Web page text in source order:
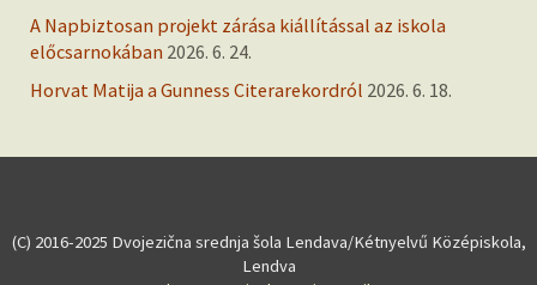
A Napbiztosan projekt zárása kiállítással az iskola
előcsarnokában 2026. 6. 24.
Horvat Matija a Gunness Citerarekordról 2026. 6. 18.
(C) 2016-2025 Dvojezična srednja šola Lendava/Kétnyelvű Középiskola,
Lendva